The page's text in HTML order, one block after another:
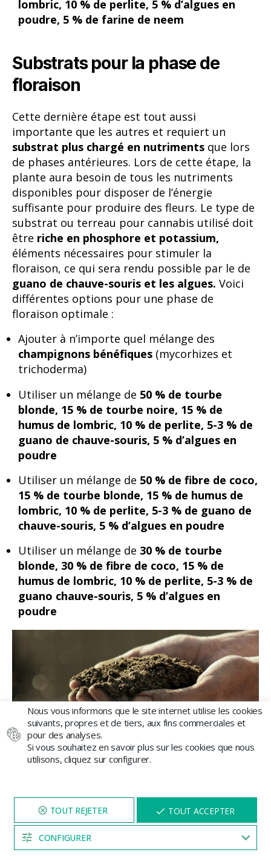
lombric, 10 % de perlite, 5 % d’algues en
poudre, 5 % de farine de neem
Substrats pour la phase de
floraison
Cette dernière étape est tout aussi
importante que les autres et requiert un
substrat plus chargé en nutriments que lors
de phases antérieures. Lors de cette étape, la
plante aura besoin de tous les nutriments
disponibles pour disposer de l’énergie
suffisante pour produire des fleurs. Le type de
substrat ou terreau pour cannabis utilisé doit
être riche en phosphore et potassium,
éléments nécessaires pour stimuler la
floraison, ce qui sera rendu possible par le de
guano de chauve-souris et les algues. Voici
différentes options pour une phase de
floraison optimale :
Ajouter à n’importe quel mélange des
champignons bénéfiques (mycorhizes et
trichoderma)
Utiliser un mélange de 50 % de tourbe
blonde, 15 % de tourbe noire, 15 % de
humus de lombric, 10 % de perlite, 5-3 % de
guano de chauve-souris, 5 % d’algues en
poudre
Utiliser un mélange de 50 % de fibre de coco,
15 % de tourbe blonde, 15 % de humus de
lombric, 10 % de perlite, 5-3 % de guano de
chauve-souris, 5 % d’algues en poudre
Utiliser un mélange de 30 % de tourbe
blonde, 30 % de fibre de coco, 15 % de
humus de lombric, 10 % de perlite, 5-3 % de
guano chauve-souris, 5 % d’algues en
poudre
N’oubliez jamais queltype de culture a été
variété à cultiver
préparation du substrat dépendra de ces
facteurs. Si vous en tenez compte, lesuccès
de votre culture est garanti.
Nous vous informons que le site internet utilise les cookies
suivants, propres et de tiers, aux fins commerciales et
pour des analyses.
Si vous souhaitez en savoir plus sur les cookies que nous
utilisons, cliquez sur configurer.
CONFIGURER
TOUT ACCEPTER
NAVIGUEZ SUR NOTRE SITE
PENDANT 5 MINUTES ET UNE
REMISEVOUS SERA PROPOSÉE
04:53